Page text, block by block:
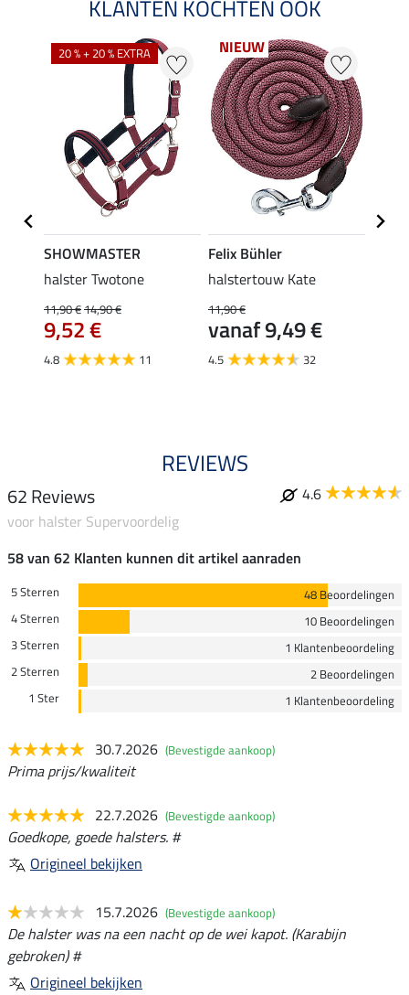
KLANTEN KOCHTEN OOK
20 % + 20 % EXTRA
SHOWMASTER
halster Twotone
11,90 €14,90 €
9,52 €
4.8 11
NIEUW
Felix Bühler
halstertouw Kate
11,90 €
vanaf 9,49 €
4.5 32
REVIEWS
62 Reviews
4.6
voor halster Supervoordelig
58 van 62 Klanten kunnen dit artikel aanraden
5 Sterren
48 Beoordelingen
4 Sterren
10 Beoordelingen
3 Sterren
1 Klantenbeoordeling
2 Sterren
2 Beoordelingen
1 Ster
1 Klantenbeoordeling
30.7.2026 (Bevestigde aankoop)
Prima prijs/kwaliteit
22.7.2026 (Bevestigde aankoop)
Goedkope, goede halsters. #
Origineel bekijken
15.7.2026 (Bevestigde aankoop)
De halster was na een nacht op de wei kapot. (Karabijn
gebroken) #
Origineel bekijken